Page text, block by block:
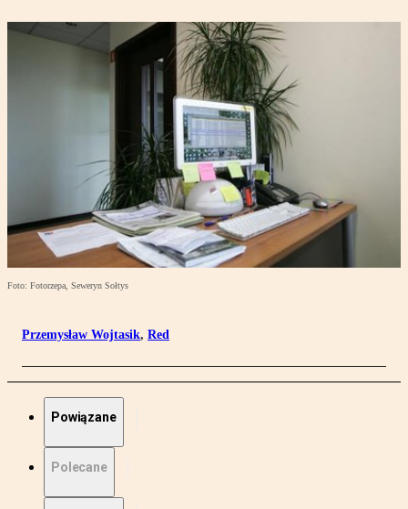
Foto: Fotorzepa, Seweryn Sołtys
Przemysław Wojtasik, Red
Powiązane
Polecane